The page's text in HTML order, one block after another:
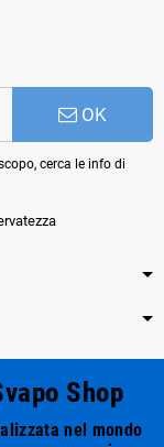
OK
cerca le info di
Shop
nel mondo